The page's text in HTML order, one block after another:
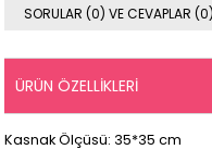
SORULAR (0) VE CEVAPLAR (0)
ÜRÜN ÖZELLIKLERI
Kasnak Ölçüsü: 35*35 cm